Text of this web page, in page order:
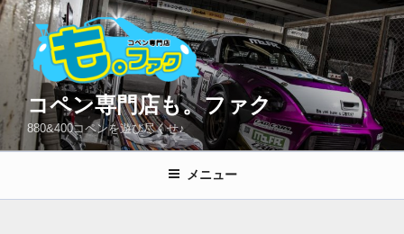
コ
ン
へ
プ
コペン専門店も。ファク
880&400コペンを遊び尽くせ♪
メニュー